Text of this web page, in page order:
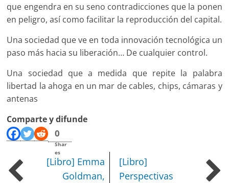
que engendra en su seno contradicciones que la ponen
en peligro, así como facilitar la reproducción del capital.
Una sociedad que ve en toda innovación tecnológica un
paso más hacia su liberación… De cualquier control.
Una sociedad que a medida que repite la palabra
libertad la ahoga en un mar de cables, chips, cámaras y
antenas
Comparte y difunde
0
Shar
es
[Libro] Emma
Goldman,
[Libro]
Perspectivas